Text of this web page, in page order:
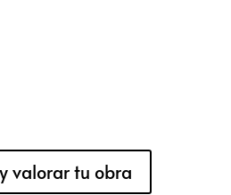
valorar tu obra